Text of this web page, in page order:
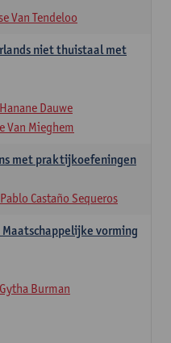
Van Tendeloo
niet thuistaal met
Hanane Dauwe
Van Mieghem
met praktijkoefeningen
Pablo Castaño Sequeros
vorming
Gytha Burman